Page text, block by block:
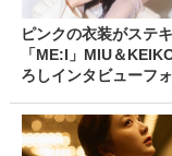
ピンクの衣装がステキ
「ME:I」MIU＆
ろしインタビューフ